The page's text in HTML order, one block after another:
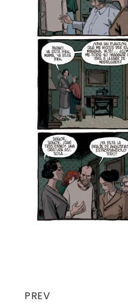
PREV